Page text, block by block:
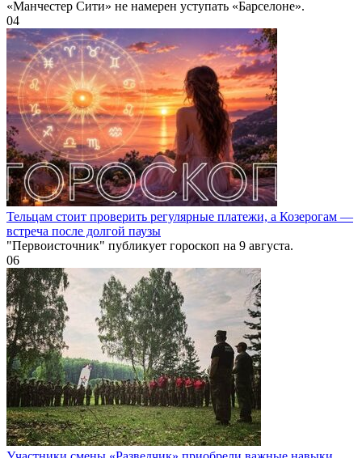
«Манчестер Сити» не намерен уступать «Барселоне».
04
Тельцам стоит проверить регулярные платежи, а Козерогам —
встреча после долгой паузы
"Первоисточник" публикует гороскоп на 9 августа.
06